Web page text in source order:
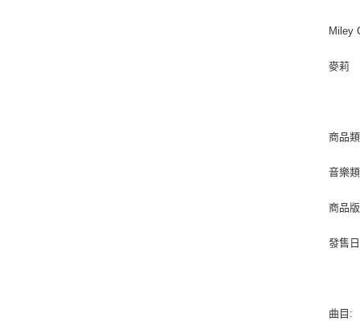
Miley
麥莉
商品
音樂
商品
發售
曲目: